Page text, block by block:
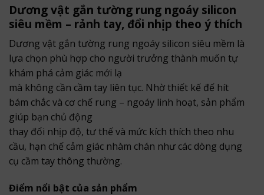
Dương vật gắn tường rung ngoáy silicon
siêu mềm – rảnh tay, đổi nhịp theo ý thích
Dương vật gắn tường rung ngoáy silicon siêu mềm là
lựa chọn phù hợp cho người trưởng thành muốn tự
khám phá cảm giác mới lạ
mà không cần cầm tay liên tục. Nhờ thiết kế đế hít
bám chắc và cơ chế rung – ngoáy linh hoạt, sản phẩm
giúp bạn chủ động
thay đổi nhịp độ, tư thế và mức kích thích theo nhu
cầu, hạn chế cảm giác nhàm chán như các dòng dụng
cụ cầm tay thông thường.
Điểm nổi bật của sản phẩm